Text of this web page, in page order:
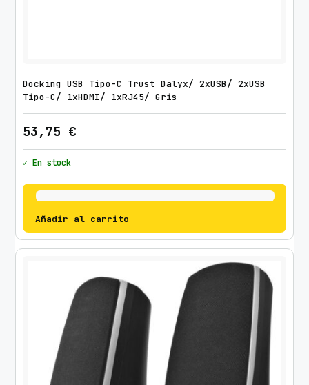
Docking USB Tipo-C Trust Dalyx/ 2xUSB/ 2xUSB
Tipo-C/ 1xHDMI/ 1xRJ45/ Gris
53,75 €
✓ En stock
Añadir al carrito